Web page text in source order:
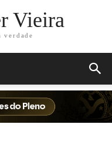
Vieira
verdade